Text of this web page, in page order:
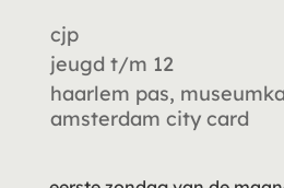
cjp
jeugd t/m 12
haarlem pas,
amsterdam city card